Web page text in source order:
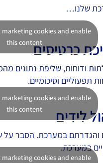
שלנו…
marketing cookies and enable
this contentכרטיסים
ודוחות, שליפת נתונים
תפעוליים וסיכומיים.
marketing cookies and enable
this content
לידים
והגדרתם במערכת. הסבר על
במערכת.
marketing cookies and enable